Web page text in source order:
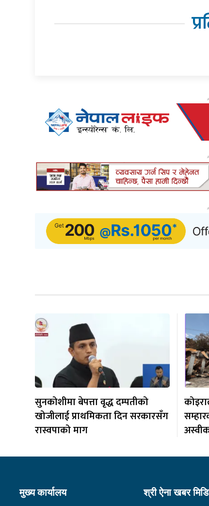
सुनकोशीमा बेपत्ता वृद्ध दम्पतीको
खोजीलाई प्राथमिकता दिन सरकारसँग
रास्वपाको माग
मुख्य कार्यालय श्री ऐना खबर